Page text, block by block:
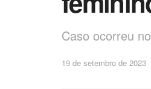
Caso ocorreu
19 de setembro de 2023